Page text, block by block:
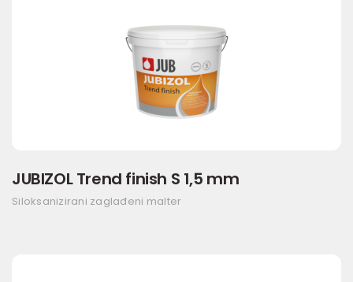
JUBIZOL Trend finish S 1,5 mm
Siloksanizirani zaglađeni malter